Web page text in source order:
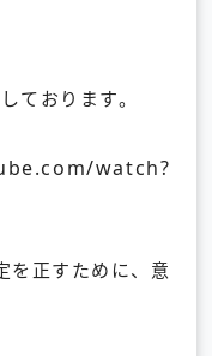
ております。
watch?
を正すために、意